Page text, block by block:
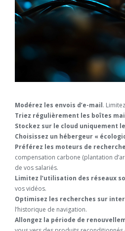
Modérez les envois d’e-mail.
Triez régulièrement les boîtes
Stockez sur le cloud uniquement
Choisissez un hébergeur «
Préférez les moteurs de
compensation carbone (plantation
de vos salariés.
Limitez l’utilisation des réseaux
vos vidéos.
Optimisez les recherches sur
l’historique de navigation.
Allongez la période de